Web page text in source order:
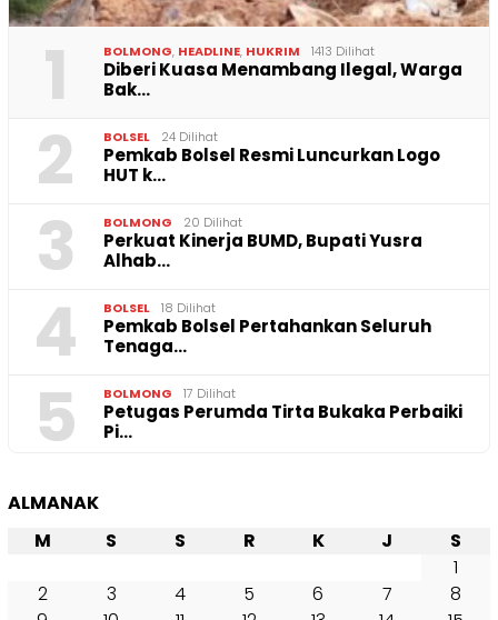
1 BOLMONG, HEADLINE, HUKRIM 1413 Dilihat
Diberi Kuasa Menambang Ilegal, Warga
Bak…
2 BOLSEL 24 Dilihat
Pemkab Bolsel Resmi Luncurkan Logo
HUT k…
3 BOLMONG 20 Dilihat
Perkuat Kinerja BUMD, Bupati Yusra
Alhab…
4 BOLSEL 18 Dilihat
Pemkab Bolsel Pertahankan Seluruh
Tenaga…
5 BOLMONG 17 Dilihat
Petugas Perumda Tirta Bukaka Perbaiki
Pi…
ALMANAK
M S S R K J
S
1
2
3 4 5 6 7
8